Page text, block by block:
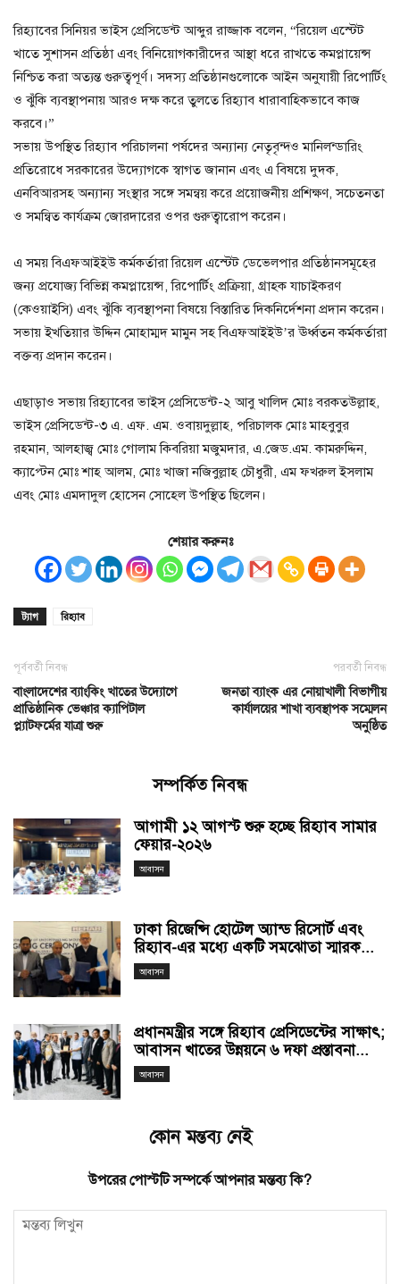
রিহ্যাবের সিনিয়র ভাইস প্রেসিডেন্ট আব্দুর রাজ্জাক বলেন, “রিয়েল এস্টেট
খাতে সুশাসন প্রতিষ্ঠা এবং বিনিয়োগকারীদের আস্থা ধরে রাখতে কমপ্লায়েন্স
নিশ্চিত করা অত্যন্ত গুরুত্বপূর্ণ। সদস্য প্রতিষ্ঠানগুলোকে আইন অনুযায়ী রিপোর্টিং
ও ঝুঁকি ব্যবস্থাপনায় আরও দক্ষ করে তুলতে রিহ্যাব ধারাবাহিকভাবে কাজ
করবে।”
সভায় উপস্থিত রিহ্যাব পরিচালনা পর্ষদের অন্যান্য নেতৃবৃন্দও মানিলন্ডারিং
প্রতিরোধে সরকারের উদ্যোগকে স্বাগত জানান এবং এ বিষয়ে দুদক,
এনবিআরসহ অন্যান্য সংস্থার সঙ্গে সমন্বয় করে প্রয়োজনীয় প্রশিক্ষণ, সচেতনতা
ও সমন্বিত কার্যক্রম জোরদারের ওপর গুরুত্বারোপ করেন।
এ সময় বিএফআইইউ কর্মকর্তারা রিয়েল এস্টেট ডেভেলপার প্রতিষ্ঠানসমূহের
জন্য প্রযোজ্য বিভিন্ন কমপ্লায়েন্স, রিপোর্টিং প্রক্রিয়া, গ্রাহক যাচাইকরণ
(কেওয়াইসি) এবং ঝুঁকি ব্যবস্থাপনা বিষয়ে বিস্তারিত দিকনির্দেশনা প্রদান করেন।
সভায় ইখতিয়ার উদ্দিন মোহাম্মদ মামুন সহ বিএফআইইউ’র ঊর্ধ্বতন কর্মকর্তারা
বক্তব্য প্রদান করেন।
এছাড়াও সভায় রিহ্যাবের ভাইস প্রেসিডেন্ট-২ আবু খালিদ মোঃ বরকতউল্লাহ,
ভাইস প্রেসিডেন্ট-৩ এ. এফ. এম. ওবায়দুল্লাহ, পরিচালক মোঃ মাহবুবুর
রহমান, আলহাজ্ব মোঃ গোলাম কিবরিয়া মজুমদার, এ.জেড.এম. কামরুদ্দিন,
ক্যাপ্টেন মোঃ শাহ আলম, মোঃ খাজা নজিবুল্লাহ চৌধুরী, এম ফখরুল ইসলাম
এবং মোঃ এমদাদুল হোসেন সোহেল উপস্থিত ছিলেন।
শেয়ার করুনঃ
ট্যাগ রিহ্যাব
পূর্ববর্তী নিবন্ধ
বাংলাদেশের ব্যাংকিং খাতের উদ্যোগে
প্রাতিষ্ঠানিক ভেঞ্চার ক্যাপিটাল
প্ল্যাটফর্মের যাত্রা শুরু
পরবর্তী নিবন্ধ
জনতা ব্যাংক এর নোয়াখালী বিভাগীয়
কার্যালয়ের শাখা ব্যবস্থাপক সম্মেলন
অনুষ্ঠিত
সম্পর্কিত নিবন্ধ
আগামী ১২ আগস্ট শুরু হচ্ছে রিহ্যাব সামার
ফেয়ার-২০২৬
আবাসন
ঢাকা রিজেন্সি হোটেল অ্যান্ড রিসোর্ট এবং
রিহ্যাব-এর মধ্যে একটি সমঝোতা স্মারক...
আবাসন
প্রধানমন্ত্রীর সঙ্গে রিহ্যাব প্রেসিডেন্টের সাক্ষাৎ;
আবাসন খাতের উন্নয়নে ৬ দফা প্রস্তাবনা...
আবাসন
কোন মন্তব্য নেই
উপরের পোস্টটি সম্পর্কে আপনার মন্তব্য কি?